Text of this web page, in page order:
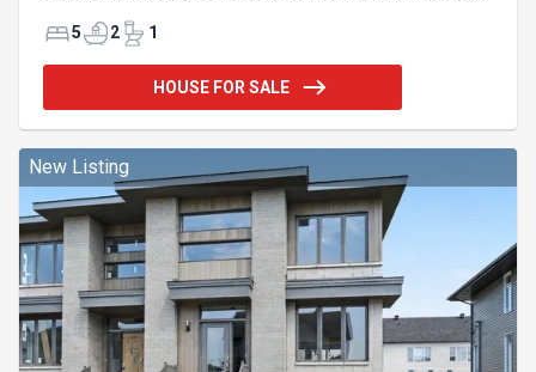
complètes. Solarium pour vous détendre. Rez-
chambres, salon et possibilité aménager une future
cuisine, possibilité de faire un bachelor (voir avec
(2023) Boite électrique: (2022) toiture: (2022)
INCLUSIONS store
5 2 1
HOUSE FOR SALE
New Listing